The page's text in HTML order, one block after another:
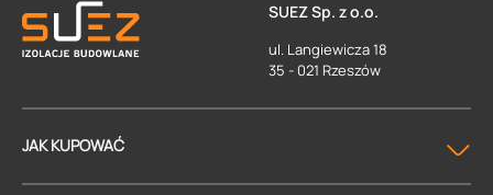
SUEZ Sp. z o.o.
ul. Langiewicza 18
35 - 021 Rzeszów
JAK KUPOWAĆ